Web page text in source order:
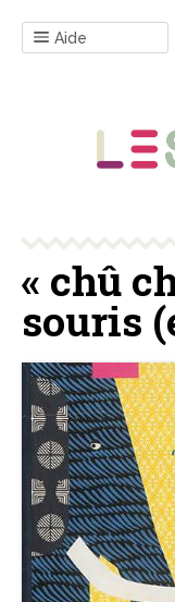
Aide
« chû
souris